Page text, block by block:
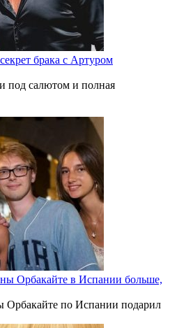
брака с Артуром
под салютом и полная
Орбакайте в Испании больше,
Орбакайте по Испании подарил